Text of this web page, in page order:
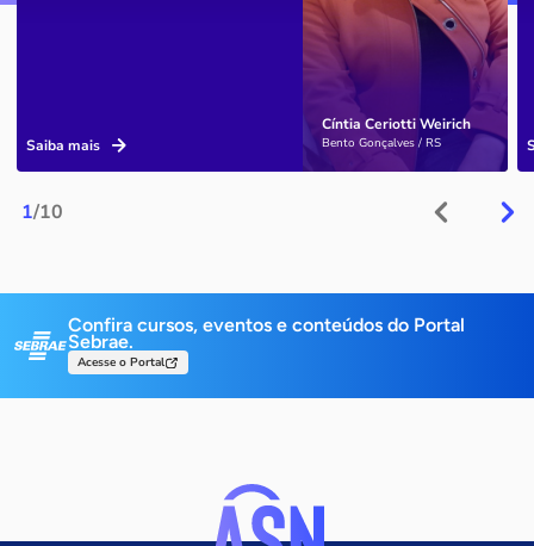
1/10
Cíntia Ceriotti Weirich
Bento Gonçalves / RS
Saiba mais
Confira cursos, eventos e conteúdos do Portal
Sebrae.
Acesse o Portal